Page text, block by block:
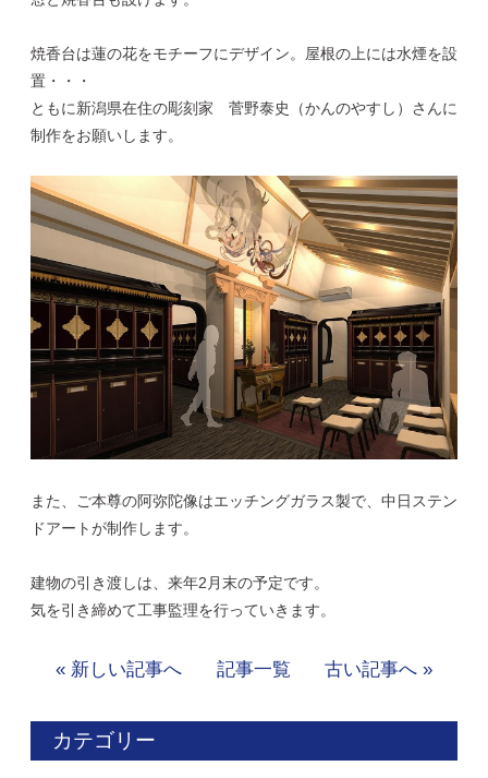
焼香台は蓮の花をモチーフにデザイン。屋根の上には水煙を設
置・・・
ともに新潟県在住の彫刻家 菅野泰史（かんのやすし）さんに
制作をお願いします。
また、ご本尊の阿弥陀像はエッチングガラス製で、中日ステン
ドアートが制作します。
建物の引き渡しは、来年2月末の予定です。
気を引き締めて工事監理を行っていきます。
« 新しい記事へ 記事一覧 古い記事へ »
カテゴリー